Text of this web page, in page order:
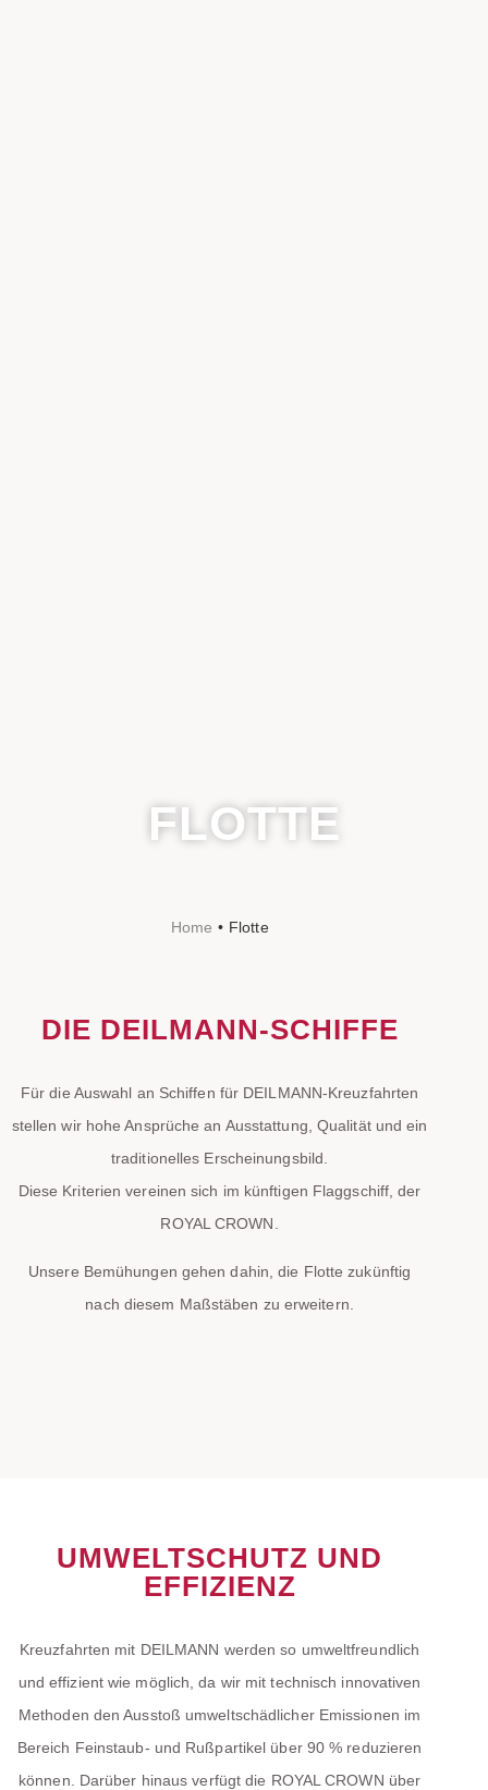
FLOTTE
Home • Flotte
DIE DEILMANN-SCHIFFE
Für die Auswahl an Schiffen für DEILMANN-Kreuzfahrten
stellen wir hohe Ansprüche an Ausstattung, Qualität und ein
traditionelles Erscheinungsbild.
Diese Kriterien vereinen sich im künftigen Flaggschiff, der
ROYAL CROWN.
Unsere Bemühungen gehen dahin, die Flotte zukünftig
nach diesem Maßstäben zu erweitern.
UMWELTSCHUTZ UND
EFFIZIENZ
Kreuzfahrten mit DEILMANN werden so umweltfreundlich
und effizient wie möglich, da wir mit technisch innovativen
Methoden den Ausstoß umweltschädlicher Emissionen im
Bereich Feinstaub- und Rußpartikel über 90 % reduzieren
können. Darüber hinaus verfügt die ROYAL CROWN über